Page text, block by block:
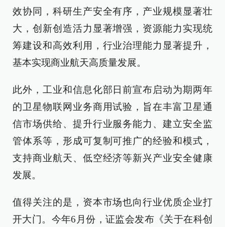
效协同，科研生产安全有序，产业规模显著壮
大，创新创造活力显著增强，资源能力实现统
筹建设和高效利用，行业治理能力显著提升，
基本实现商业航天高质量发展。
此外，工业和信息化部日前宣布启动为期两年
的卫星物联网业务商用试验，旨在丰富卫星通
信市场供给、提升行业服务能力、建立安全监
管体系等，形成可复制可推广的经验和模式，
支持商业航天、低空经济等新兴产业安全健康
发展。
值得关注的是，资本市场也向行业优质企业打
开大门。今年6月份，证监会发布《关于在科创